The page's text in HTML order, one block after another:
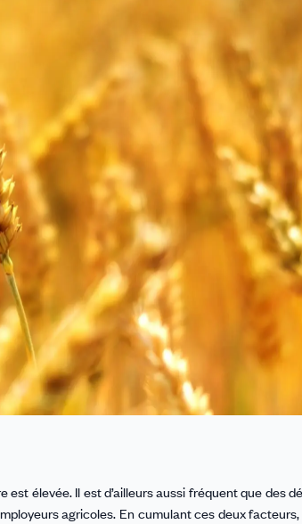
élevée. Il est d’ailleurs aussi fréquent que des
agricoles. En cumulant ces deux facteurs,